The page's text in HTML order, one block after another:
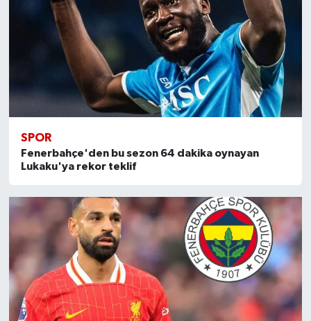
SPOR
Fenerbahçe'den bu sezon 64 dakika oynayan
Lukaku'ya rekor teklif